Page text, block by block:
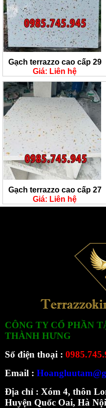
Gạch terrazzo cao cấp 29
Giá: Liên hệ
Gạch terrazzo cao cấp 27
Giá: Liên hệ
CÔNG TY CỔ PHẦN
THÀNH HƯNG
Số điện thoại :
Email :
Địa chỉ : Xóm 4, thôn
Huyện Quốc Oai, Hà